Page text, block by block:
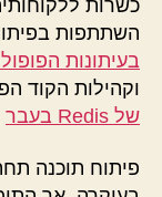
השתתפות
בעיתונות
וקהילות הקוד
של Redis בעבר
פיתוח תוכנה